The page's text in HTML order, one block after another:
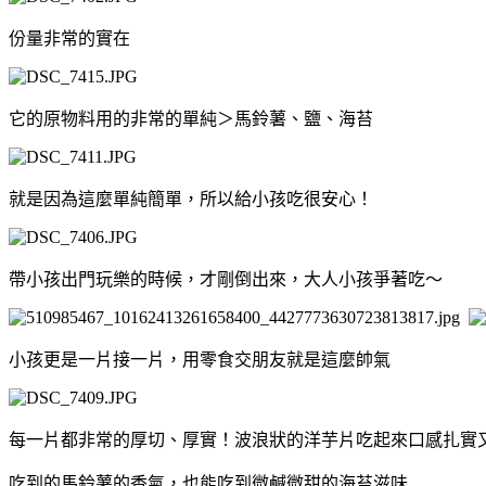
份量非常的實在
它的原物料用的非常的單純＞馬鈴薯、鹽、海苔
就是因為這麼單純簡單，所以給小孩吃很安心！
帶小孩出門玩樂的時候，才剛倒出來，大人小孩爭著吃～
小孩更是一片接一片，用零食交朋友就是這麼帥氣
每一片都非常的厚切、厚實！波浪狀的洋芋片吃起來口感扎實